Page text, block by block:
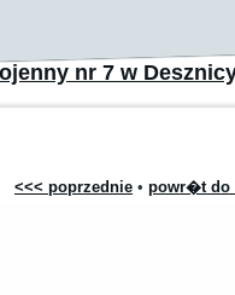
nr 7 w
<<< poprzednie • powr�t do